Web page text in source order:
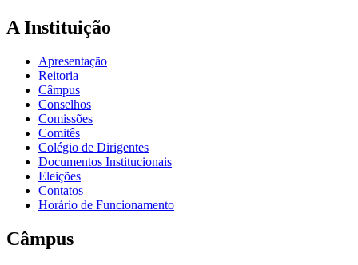
A Instituição
Apresentação
Reitoria
Câmpus
Conselhos
Comissões
Comitês
Colégio de Dirigentes
Documentos Institucionais
Eleições
Contatos
Horário de Funcionamento
Câmpus